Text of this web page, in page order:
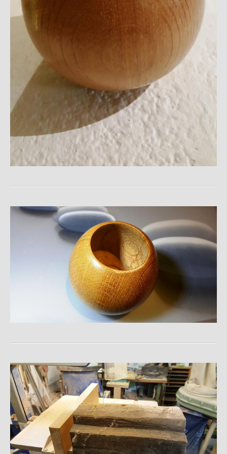
Vase aus Buche
Robinie Maserknolle
Ovale Schale aus einer Maserknolle
Runde Schale aus einer Maserknolle
Vase aus Birke mit gezacktem Rand
Baumschalen
Kugeln
Teelicht - Skulptur Nr.1
Feuer und Gold
Gefäß aus Birke geflammt mit Goldeinlagen
Vase aus Birke
Cosmic Clouds
Exzentrischer Teller aus Eibe
Halter für Räucherstäbchen
Schale aus Mammutbaum mit Kieselstein - Einlage
Schale aus Mammutbaum mit ungekehrter Maserung
Schale aus Birke Maserknolle
Korona
Schale aus gestockter Birke
Auktionshammer